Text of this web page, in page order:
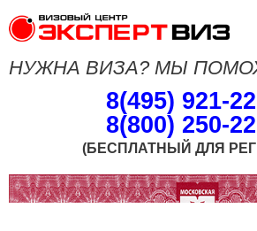
НУЖНА ВИЗА? МЫ
8(495) 921-
8(800) 250-
(БЕСПЛАТНЫЙ ДЛЯ